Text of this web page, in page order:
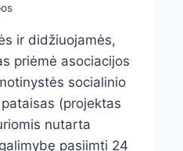
ir didžiuojamės,
priėmė asociacijos
socialinio
(projektas
nutarta
pasiimti 24